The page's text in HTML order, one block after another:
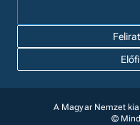
A Magyar Nemzet
©